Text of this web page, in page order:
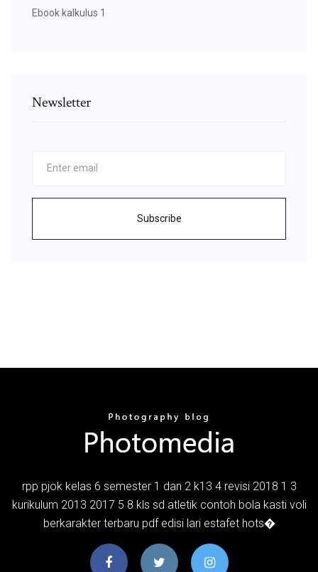
Ebook kalkulus 1
Newsletter
Subscribe
rpp pjok kelas 6 semester 1 dan 2 k13 4 revisi 2018 1 3
kurikulum 2013 2017 5 8 kls sd atletik contoh bola kasti voli
berkarakter terbaru pdf edisi lari estafet hots�